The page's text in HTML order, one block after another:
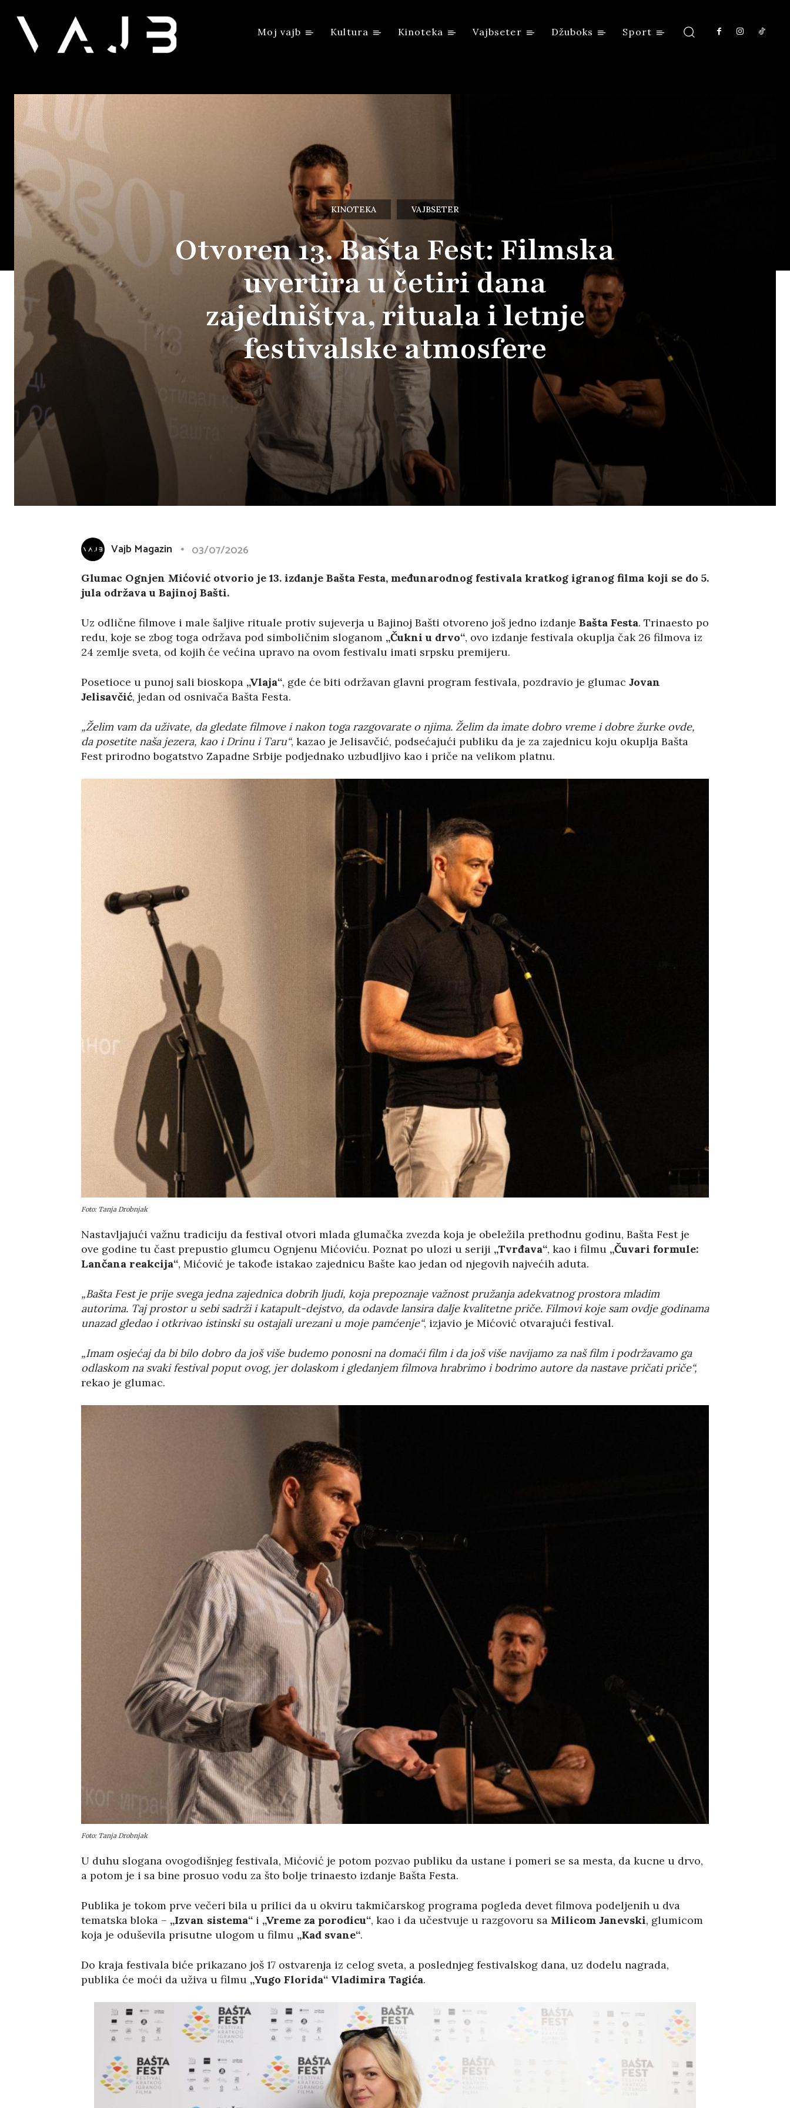
Moj vajb Kultura Kinoteka Vajbseter Džuboks Sport
KINOTEKA VAJBSETER
Otvoren 13. Bašta Fest: Filmska
uvertira u četiri dana
zajedništva, rituala i letnje
festivalske atmosfere
Vajb Magazin 03/07/2026
Glumac Ognjen Mićović otvorio je 13. izdanje Bašta Festa, međunarodnog festivala kratkog igranog filma koji se do 5.
jula održava u Bajinoj Bašti.
Uz odlične filmove i male šaljive rituale protiv sujeverja u Bajinoj Bašti otvoreno još jedno izdanje Bašta Festa. Trinaesto po
redu, koje se zbog toga održava pod simboličnim sloganom „Čukni u drvo“, ovo izdanje festivala okuplja čak 26 filmova iz
24 zemlje sveta, od kojih će većina upravo na ovom festivalu imati srpsku premijeru.
Posetioce u punoj sali bioskopa „Vlaja“, gde će biti održavan glavni program festivala, pozdravio je glumac Jovan
Jelisavčić, jedan od osnivača Bašta Festa.
„Želim vam da uživate, da gledate filmove i nakon toga razgovarate o njima. Želim da imate dobro vreme i dobre žurke ovde,
da posetite naša jezera, kao i Drinu i Taru“, kazao je Jelisavčić, podsećajući publiku da je za zajednicu koju okuplja Bašta
Fest prirodno bogatstvo Zapadne Srbije podjednako uzbudljivo kao i priče na velikom platnu.
Foto: Tanja Drobnjak
Nastavljajući važnu tradiciju da festival otvori mlada glumačka zvezda koja je obeležila prethodnu godinu, Bašta Fest je
ove godine tu čast prepustio glumcu Ognjenu Mićoviću. Poznat po ulozi u seriji „Tvrđava“, kao i filmu „Čuvari formule:
Lančana reakcija“, Mićović je takođe istakao zajednicu Bašte kao jedan od njegovih najvećih aduta.
„Bašta Fest je prije svega jedna zajednica dobrih ljudi, koja prepoznaje važnost pružanja adekvatnog prostora mladim
autorima. Taj prostor u sebi sadrži i katapult-dejstvo, da odavde lansira dalje kvalitetne priče. Filmovi koje sam ovdje godinama
unazad gledao i otkrivao istinski su ostajali urezani u moje pamćenje“, izjavio je Mićović otvarajući festival.
„Imam osjećaj da bi bilo dobro da još više budemo ponosni na domaći film i da još više navijamo za naš film i podržavamo ga
odlaskom na svaki festival poput ovog, jer dolaskom i gledanjem filmova hrabrimo i bodrimo autore da nastave pričati priče“,
rekao je glumac.
Foto: Tanja Drobnjak
U duhu slogana ovogodišnjeg festivala, Mićović je potom pozvao publiku da ustane i pomeri se sa mesta, da kucne u drvo,
a potom je i sa bine prosuo vodu za što bolje trinaesto izdanje Bašta Festa.
Publika je tokom prve večeri bila u prilici da u okviru takmičarskog programa pogleda devet filmova podeljenih u dva
tematska bloka – „Izvan sistema“ i „Vreme za porodicu“, kao i da učestvuje u razgovoru sa Milicom Janevski, glumicom
koja je oduševila prisutne ulogom u filmu „Kad svane“.
Do kraja festivala biće prikazano još 17 ostvarenja iz celog sveta, a poslednjeg festivalskog dana, uz dodelu nagrada,
publika će moći da uživa u filmu „Yugo Florida“ Vladimira Tagića.